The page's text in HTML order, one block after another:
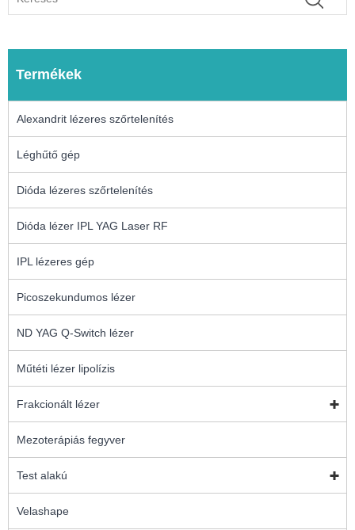
Termékek
Alexandrit lézeres szőrtelenítés
Léghűtő gép
Dióda lézeres szőrtelenítés
Dióda lézer IPL YAG Laser RF
IPL lézeres gép
Picoszekundumos lézer
ND YAG Q-Switch lézer
Műtéti lézer lipolízis
Frakcionált lézer
Mezoterápiás fegyver
Test alakú
Velashape